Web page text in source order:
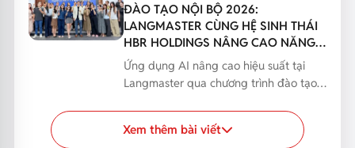
ĐÀO TẠO NỘI BỘ 2026:
LANGMASTER CÙNG HỆ SINH THÁI
HBR HOLDINGS NÂNG CAO NĂNG
LỰC ỨNG DỤNG AI
Ứng dụng AI nâng cao hiệu suất tại
Langmaster qua chương trình đào tạo
Xem thêm bài viết